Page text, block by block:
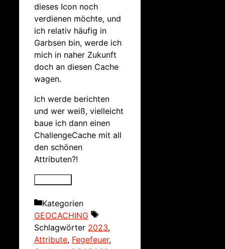
dieses Icon noch
verdienen möchte, und
ich relativ häufig in
Garbsen bin, werde ich
mich in naher Zukunft
doch an diesen Cache
wagen.
Ich werde berichten
und wer weiß, vielleicht
baue ich dann einen
ChallengeCache mit all
den schönen
Attributen?!
Kategorien
GEOCACHING
Schlagwörter 2023,
Attribute, Fegefeuer,